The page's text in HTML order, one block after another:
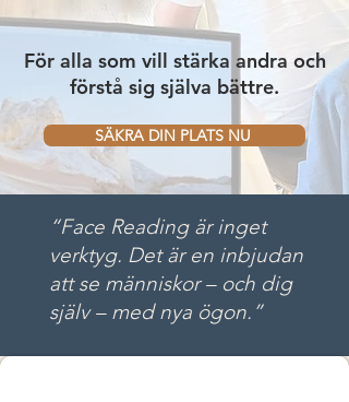
För alla som vill stärka andra och
förstå sig själva bättre.
SÄKRA DIN PLATS NU
“Face Reading är inget
verktyg. Det är en inbjudan
att se människor – och dig
själv – med nya ögon.”